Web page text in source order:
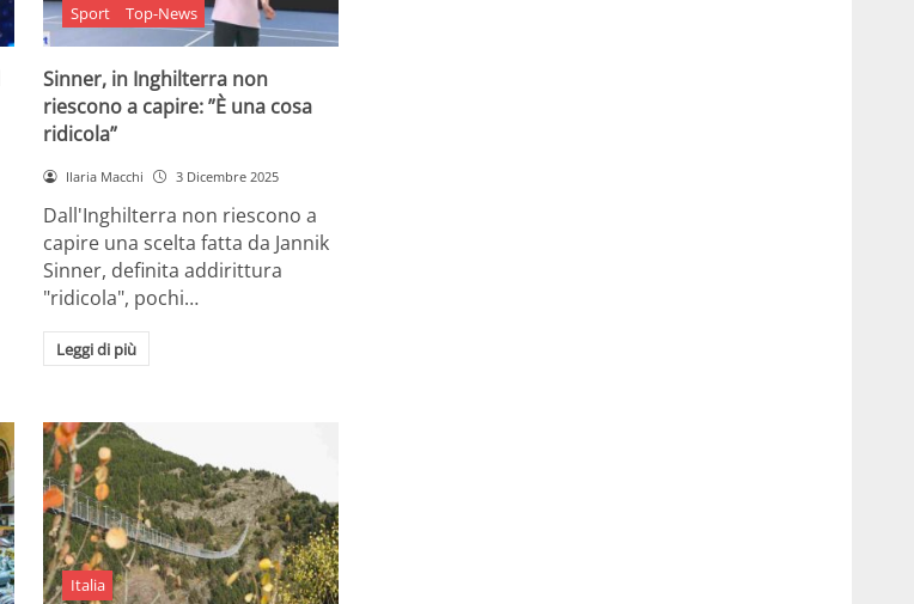
Sport Top-News
Sinner, in Inghilterra non
riescono a capire: ”È una cosa
ridicola”
Ilaria Macchi 3 Dicembre 2025
Dall'Inghilterra non riescono a
capire una scelta fatta da Jannik
Sinner, definita addirittura
"ridicola", pochi…
Leggi di più
Italia